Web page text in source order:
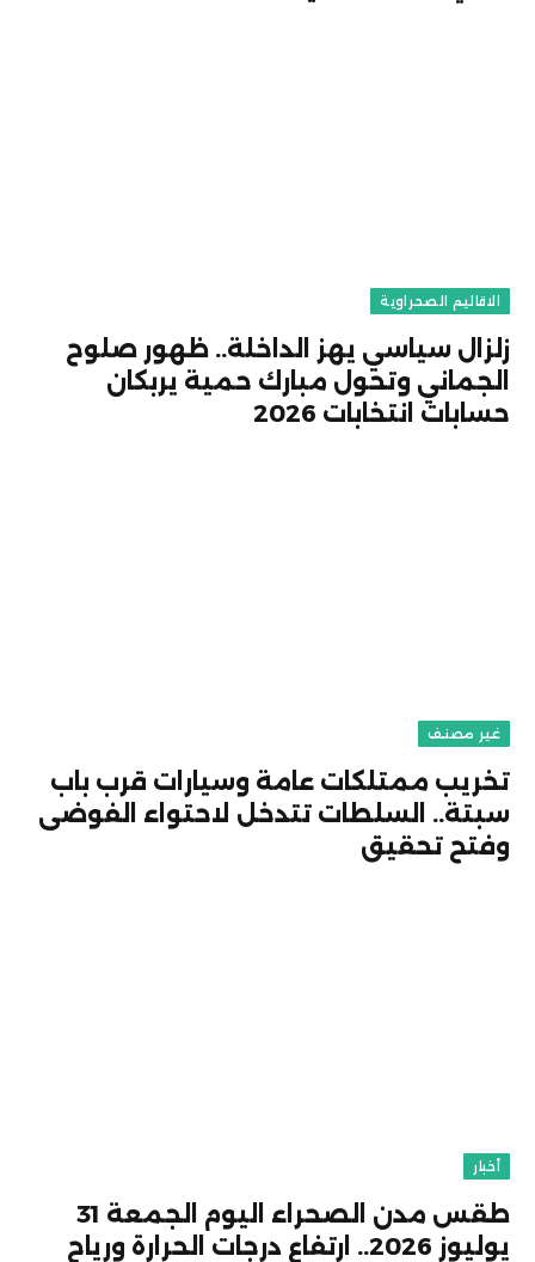
الاقاليم الصحراوية
زلزال سياسي يهز الداخلة.. ظهور صلوح
الجماني وتحول مبارك حمية يربكان
حسابات انتخابات 2026
غير مصنف
تخريب ممتلكات عامة وسيارات قرب باب
سبتة.. السلطات تتدخل لاحتواء الفوضى
وفتح تحقيق
أخبار
طقس مدن الصحراء اليوم الجمعة 31
يوليوز 2026.. ارتفاع درجات الحرارة ورياح